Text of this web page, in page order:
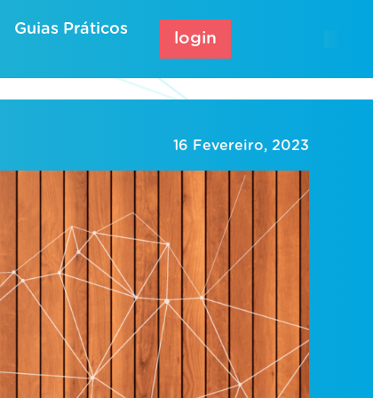
Guias Práticos
login
16 Fevereiro, 2023